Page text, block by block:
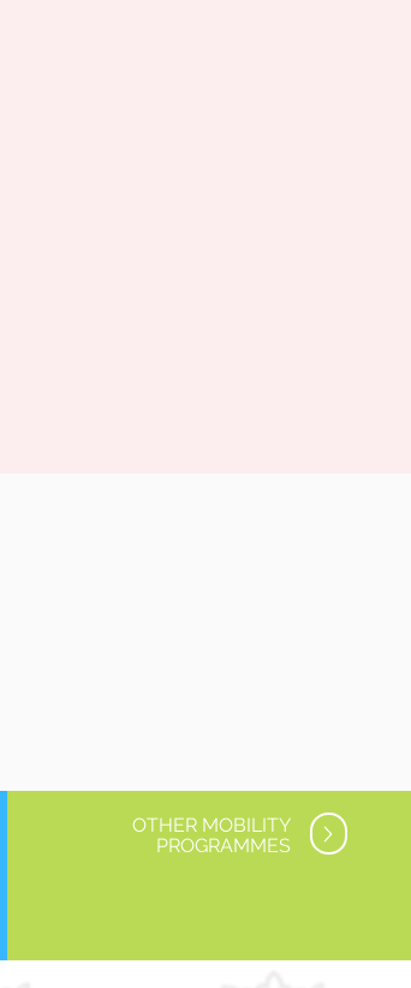
OTHER MOBILITY
PROGRAMMES